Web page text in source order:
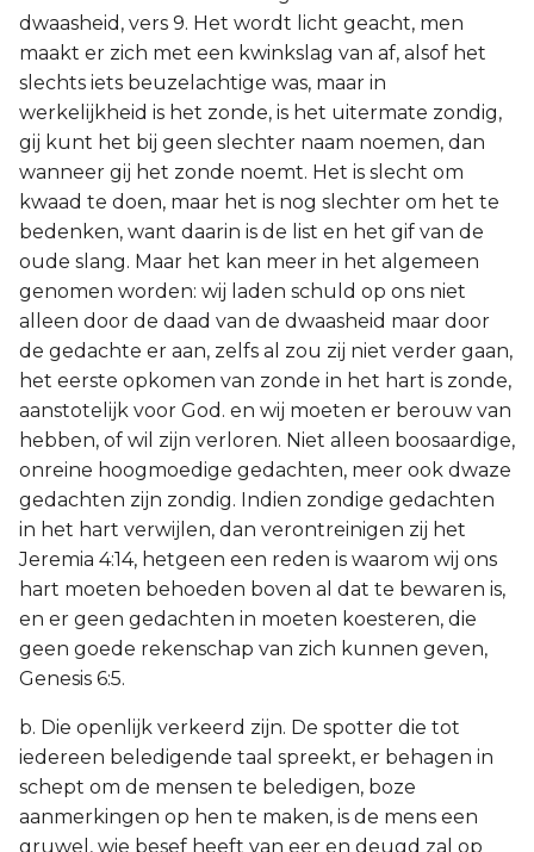
dwaasheid, vers 9. Het wordt licht geacht, men
maakt er zich met een kwinkslag van af, alsof het
slechts iets beuzelachtige was, maar in
werkelijkheid is het zonde, is het uitermate zondig,
gij kunt het bij geen slechter naam noemen, dan
wanneer gij het zonde noemt. Het is slecht om
kwaad te doen, maar het is nog slechter om het te
bedenken, want daarin is de list en het gif van de
oude slang. Maar het kan meer in het algemeen
genomen worden: wij laden schuld op ons niet
alleen door de daad van de dwaasheid maar door
de gedachte er aan, zelfs al zou zij niet verder gaan,
het eerste opkomen van zonde in het hart is zonde,
aanstotelijk voor God. en wij moeten er berouw van
hebben, of wil zijn verloren. Niet alleen boosaardige,
onreine hoogmoedige gedachten, meer ook dwaze
gedachten zijn zondig. Indien zondige gedachten
in het hart verwijlen, dan verontreinigen zij het
Jeremia 4:14, hetgeen een reden is waarom wij ons
hart moeten behoeden boven al dat te bewaren is,
en er geen gedachten in moeten koesteren, die
geen goede rekenschap van zich kunnen geven,
Genesis 6:5.
b. Die openlijk verkeerd zijn. De spotter die tot
iedereen beledigende taal spreekt, er behagen in
schept om de mensen te beledigen, boze
aanmerkingen op hen te maken, is de mens een
gruwel, wie besef heeft van eer en deugd zal op